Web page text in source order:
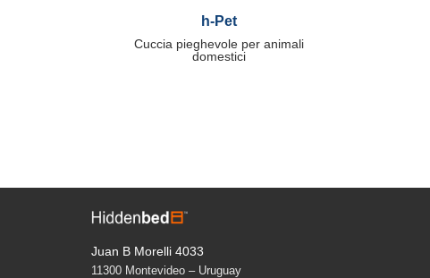
h-Pet
Cuccia pieghevole per animali
domestici
Juan B Morelli 4033
11300 Montevideo – Uruguay